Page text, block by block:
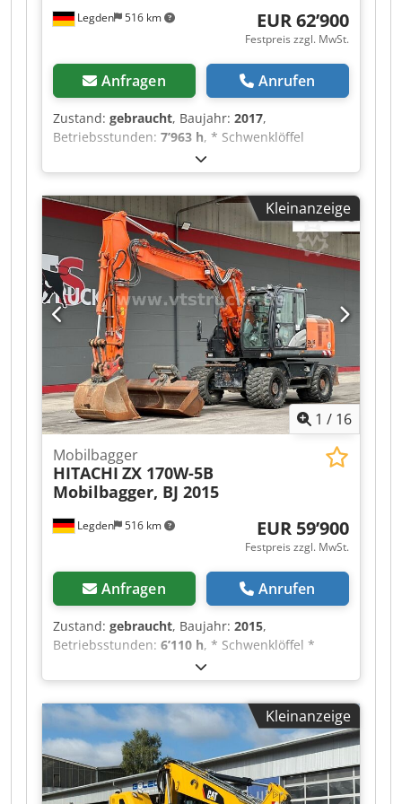
Legden 516 km EUR 62’900
Festpreis zzgl. MwSt.
Anfragen Anrufen
Zustand: gebraucht, Baujahr: 2017,
Betriebsstunden: 7’963 h, * Schwenklöffel
Chodezpg Eispfx Alija * OQ 70/55 * Planierschild
* Rückfahrkamera * Gewicht: 19.630 kg *
Leistung: 128,4 kW -----Interne
Fahrzeugnummer: 12321 Irrtümer &
Zwischenverkauf vorbehalten
Kleinanzeige
1 / 16
Legden 516 km
Mobilbagger
HITACHI ZX 170W-5B
Mobilbagger, BJ 2015
EUR 59’900
Festpreis zzgl. MwSt.
Anfragen Anrufen
Zustand: gebraucht, Baujahr: 2015,
Betriebsstunden: 6’110 h, * Schwenklöffel *
Tieflöffel * Lehnhoff MS10 * Planierschild *
Rückfahrkamera * Gewicht: 19.250 kg -----Interne
Fahrzeugnummer: 12319 Chedpozpg A Isfx Aliea
Irrtümer & Zwischenverkauf vorbehaltenKleinanzeige